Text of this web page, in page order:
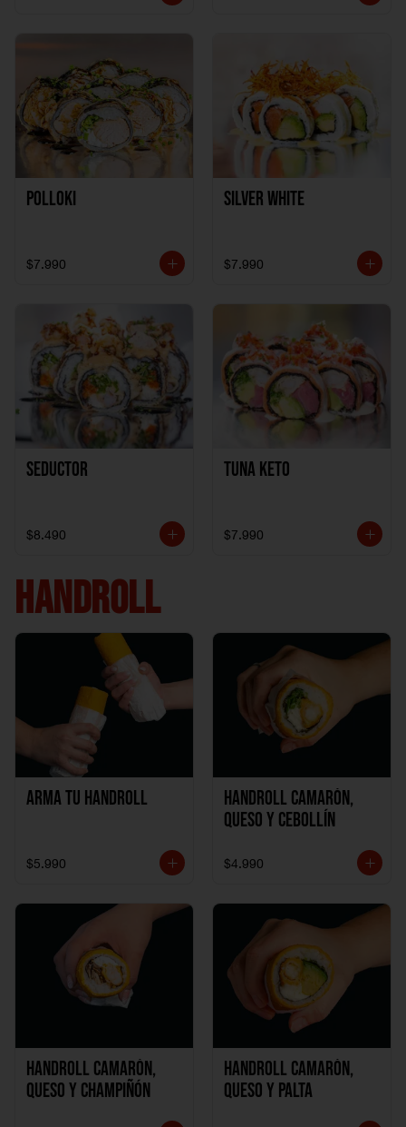
Polloki
$7.990
SILVER WHITE
$7.990
Seductor
$8.490
TUNA KETO
$7.990
HANDROLL
Arma tu handroll
$5.990
Handroll Camarón,
Queso y Cebollín
$4.990
Handroll Camarón,
Queso y Champiñón
Handroll Camarón,
Queso y Palta